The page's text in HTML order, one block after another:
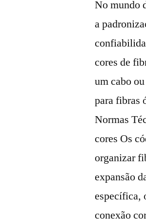
No mundo
a
cores de
um cabo
para fibras
Normas
cores Os
organizar
expansão
específica,
conexão